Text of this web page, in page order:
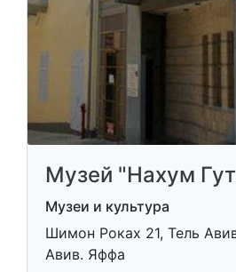
Музей "Нахум
Музеи и культура
Шимон Роках 21, Тель
Авив. Яффа